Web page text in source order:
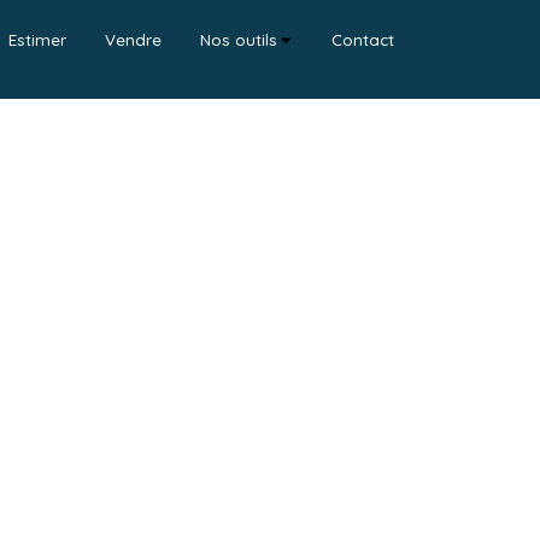
Estimer Vendre Nos outils Contact